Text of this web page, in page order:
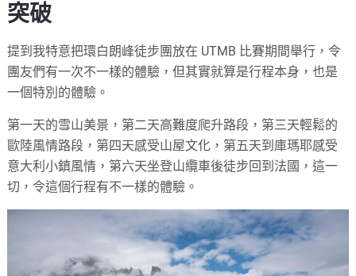
突破
提到我特意把環白朗峰徒步團放在 UTMB 比賽期間舉行，令
團友們有一次不一樣的體驗，但其實就算是行程本身，也是
一個特別的體驗。
第一天的雪山美景，第二天高難度爬升路段，第三天輕鬆的
歐陸風情路段，第四天感受山屋文化，第五天到庫瑪耶感受
意大利小鎮風情，第六天坐登山纜車後徒步回到法國，這一
切，令這個行程有不一樣的體驗。